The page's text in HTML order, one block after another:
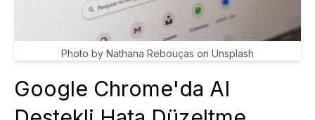
Photo by Nathana Rebouças on Unsplash
Google Chrome'da AI